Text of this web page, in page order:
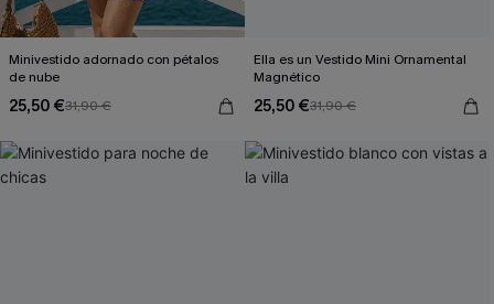
Minivestido adornado con pétalos
de nube
25,50 €31,90 €
Ella es un Vestido Mini Ornamental
Magnético
25,50 €31,90 €